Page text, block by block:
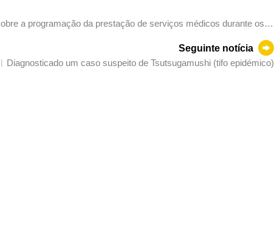
a programação da prestação de serviços médicos durante os
Seguinte notícia
um caso suspeito de Tsutsugamushi (tifo epidémico)